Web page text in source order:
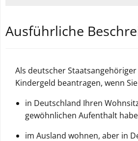
Ausführliche
Als deutscher
Kindergeld beantragen, wenn Sie
in Deutschland Ihren
gewöhnlichen Aufenthalt
im Ausland wohnen, aber in